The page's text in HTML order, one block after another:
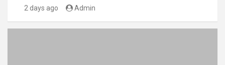
2 days ago Admin